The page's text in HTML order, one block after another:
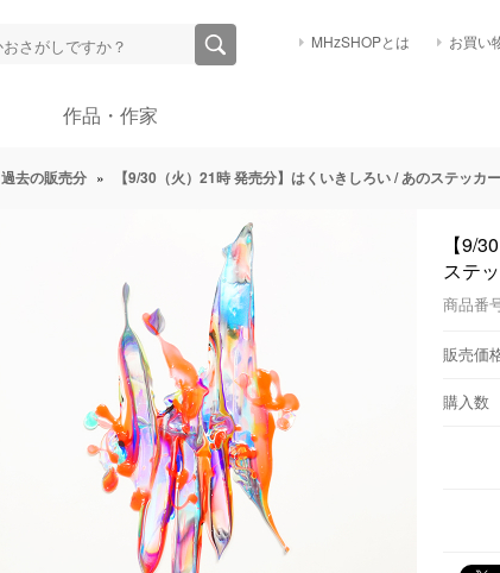
MHzSHOPとは お買い
作品・作家
過去の販売分 » 【9/30（火）21時 発売分】はくいきしろい / あのステッカ
【9/
ステ
商品番
販売価
購入数